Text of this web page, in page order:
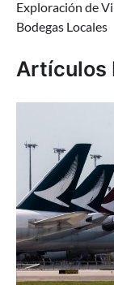
Exploración de
Bodegas Locales
Artículos